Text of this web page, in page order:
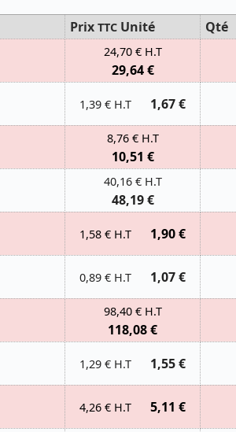
Prix TTC Unité
Qté
24,70 € H.T
29,64 €
1,39 € H.T 1,67 €
8,76 € H.T
10,51 €
40,16 € H.T
48,19 €
1,58 € H.T 1,90 €
0,89 € H.T 1,07 €
98,40 € H.T
118,08 €
1,29 € H.T 1,55 €
4,26 € H.T 5,11 €